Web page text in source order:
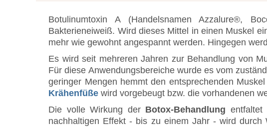
Botulinumtoxin A (Handelsnamen Azzalure®,
Bakterieneiweiß. Wird dieses Mittel in einen Muskel
mehr wie gewohnt angespannt werden. Hingegen
Es wird seit mehreren Jahren zur Behandlung von
Für diese Anwendungsbereiche wurde es vom
geringer Mengen hemmt den entsprechenden
Krähenfüße wird vorgebeugt bzw. die vorhandenen
Die volle Wirkung der Botox-Behandlung
nachhaltigen Effekt - bis zu einem Jahr - wird durch